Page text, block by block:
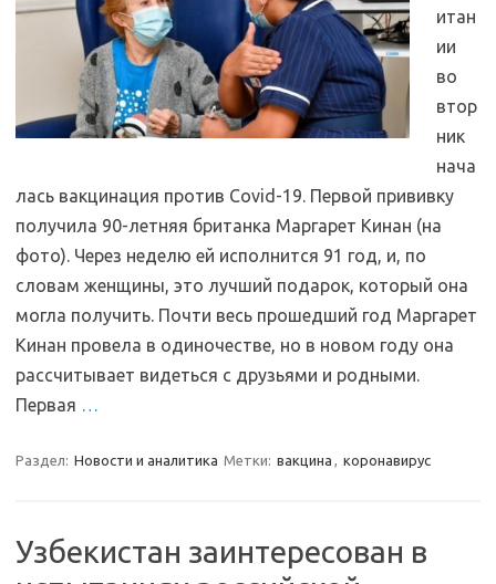
итан
ии
во
втор
ник
нача
лась вакцинация против Covid-19. Первой прививку
получила 90-летняя британка Маргарет Кинан (на
фото). Через неделю ей исполнится 91 год, и, по
словам женщины, это лучший подарок, который она
могла получить. Почти весь прошедший год Маргарет
Кинан провела в одиночестве, но в новом году она
рассчитывает видеться с друзьями и родными.
Первая …
Раздел: Новости и аналитика Метки: вакцина , коронавирус
Узбекистан заинтересован в